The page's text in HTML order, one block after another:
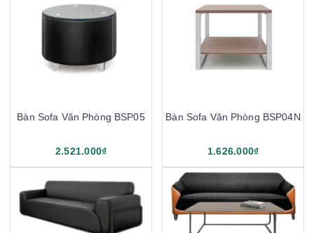
Bàn Sofa Văn Phòng BSP05
2.521.000₫
Bàn Sofa Văn Phòng BSP04N
1.626.000₫